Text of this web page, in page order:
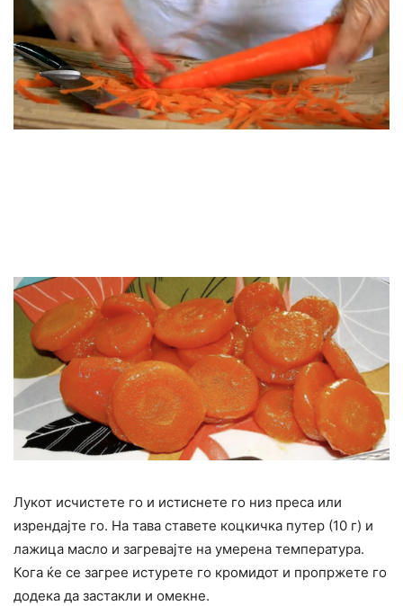
Лукот исчистете го и истиснете го низ преса или
изрендајте го. На тава ставете коцкичка путер (10 г) и
лажица масло и загревајте на умерена температура.
Кога ќе се загрее истурете го кромидот и пропржете го
додека да застакли и омекне.